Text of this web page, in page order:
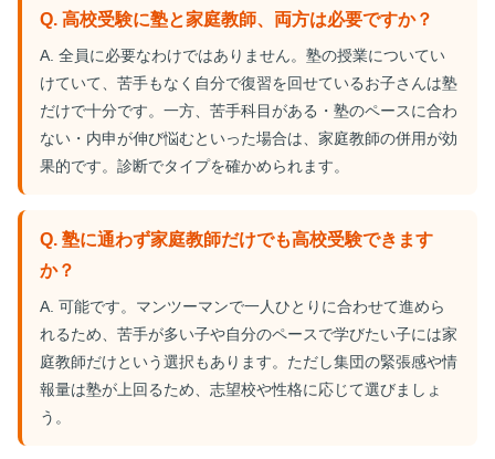
Q. 高校受験に塾と家庭教師、両方は必要ですか？
A. 全員に必要なわけではありません。塾の授業についてい
けていて、苦手もなく自分で復習を回せているお子さんは塾
だけで十分です。一方、苦手科目がある・塾のペースに合わ
ない・内申が伸び悩むといった場合は、家庭教師の併用が効
果的です。診断でタイプを確かめられます。
Q. 塾に通わず家庭教師だけでも高校受験できます
か？
A. 可能です。マンツーマンで一人ひとりに合わせて進めら
れるため、苦手が多い子や自分のペースで学びたい子には家
庭教師だけという選択もあります。ただし集団の緊張感や情
報量は塾が上回るため、志望校や性格に応じて選びましょ
う。